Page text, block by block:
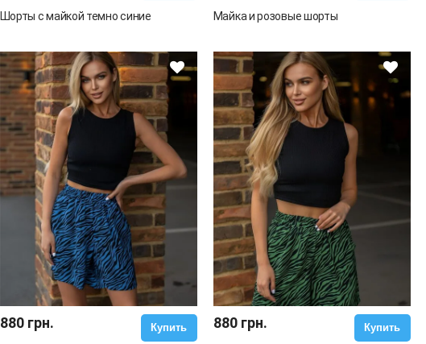
Шорты с майкой темно синие Майка и розовые шорты
880 грн. Купить 880 грн. Купить